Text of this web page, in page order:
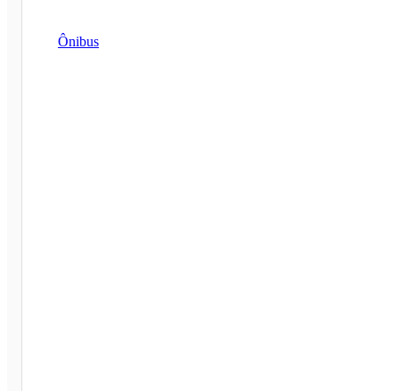
Ônibus